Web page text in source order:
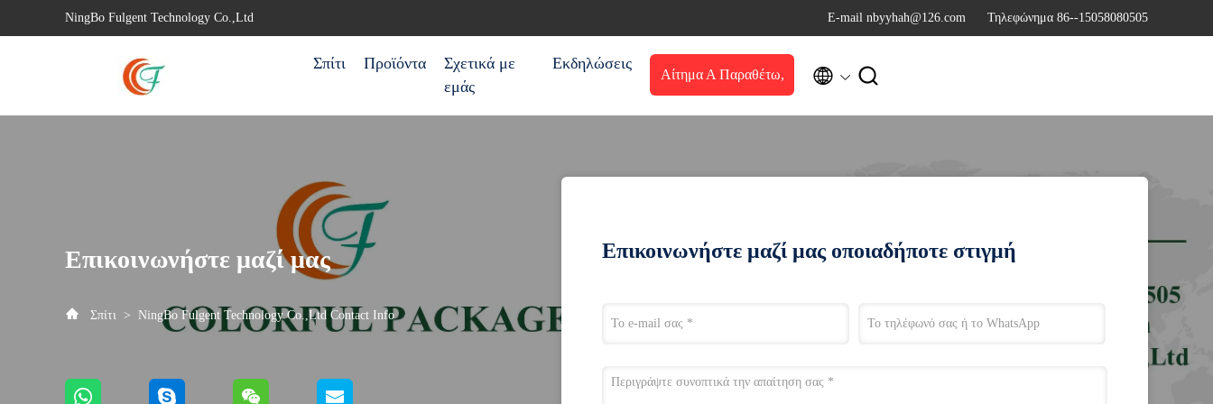
NingBo Fulgent Technology Co.,Ltd Ε-mail nbyyhah@126.com Τηλεφώνημα 86--15058080505
Σπίτι Προϊόντα
Σχετικά με
εμάς
Εκδηλώσεις
Αίτημα Α Παραθέτω,
αναφορά
 
Επικοινωνήστε μαζί μας
Σπίτι > NingBo Fulgent Technology Co.,Ltd Contact Info
Επικοινωνήστε μαζί μας οποιαδήποτε στιγμή